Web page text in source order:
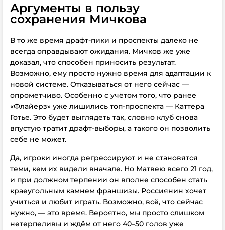
Аргументы в пользу
сохранения Мичкова
В то же время драфт-пики и проспекты далеко не
всегда оправдывают ожидания. Мичков же уже
доказал, что способен приносить результат.
Возможно, ему просто нужно время для адаптации к
новой системе. Отказываться от него сейчас —
опрометчиво. Особенно с учётом того, что ранее
«Флайерз» уже лишились топ-проспекта — Каттера
Готье. Это будет выглядеть так, словно клуб снова
впустую тратит драфт-выборы, а такого он позволить
себе не может.
Да, игроки иногда регрессируют и не становятся
теми, кем их видели вначале. Но Матвею всего 21 год,
и при должном терпении он вполне способен стать
краеугольным камнем франшизы. Россиянин хочет
учиться и любит играть. Возможно, всё, что сейчас
нужно, — это время. Вероятно, мы просто слишком
нетерпеливы и ждём от него 40–50 голов уже